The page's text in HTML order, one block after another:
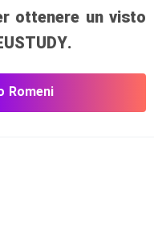
ottenere un visto
Romeni